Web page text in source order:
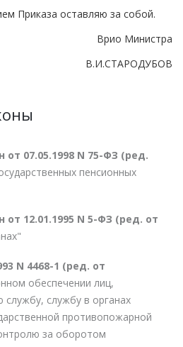
Приказа оставляю за собой.
Врио Министра
В.И.СТАРОДУБОВ
07.05.1998 N 75-ФЗ (ред.
пенсионных
12.01.1995 N 5-ФЗ (ред. от
N 4468-1 (ред. от
обеспечении лиц,
службу в органах
противопожарной
за оборотом